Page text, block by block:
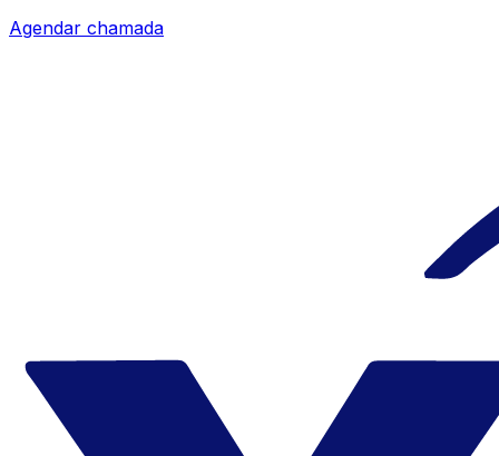
Agendar chamada